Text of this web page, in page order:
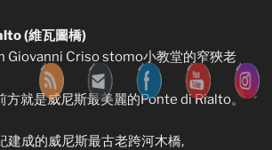
(維瓦圖橋)
Giovanni Criso stomo小教堂的窄狹老
方就是威尼斯最美麗的Ponte di Rialto。
建成的威尼斯最古老跨河木橋,